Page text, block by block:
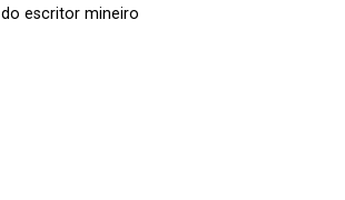
do escritor mineiro